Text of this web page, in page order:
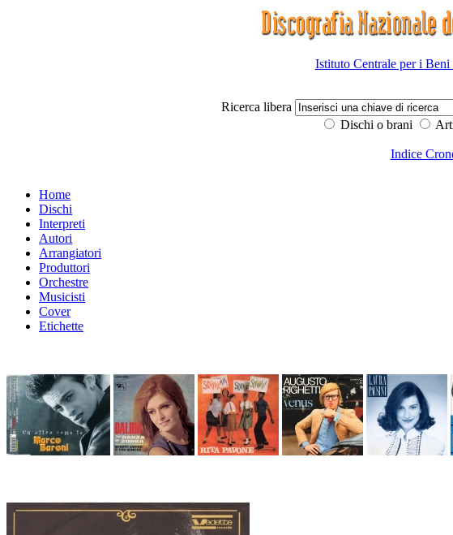
Istituto Centrale per i
Ricerca libera
Dischi o brani
Indice
Home
Dischi
Interpreti
Autori
Arrangiatori
Produttori
Orchestre
Musicisti
Cover
Etichette